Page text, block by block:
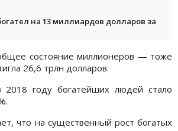
на 13 миллиардов долларов за
состояние миллионеров — тоже
26,6 трлн долларов.
году богатейших людей стало
что на существенный рост богатых